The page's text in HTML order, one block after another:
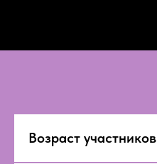
Возраст участников